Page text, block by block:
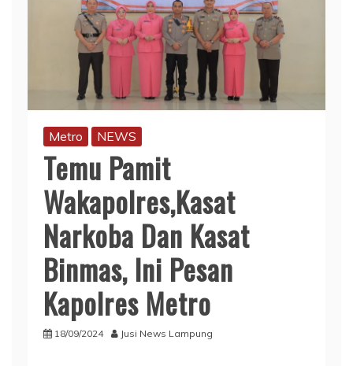
Metro NEWS
Temu Pamit
Wakapolres,Kasat
Narkoba Dan Kasat
Binmas, Ini Pesan
Kapolres Metro
18/09/2024 Jusi News Lampung